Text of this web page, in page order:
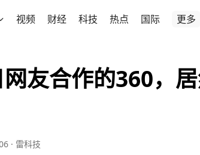
视频 财经 科技 热点 国际 更多
友合作的360，
· 雷科技